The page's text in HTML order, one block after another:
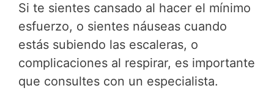
Si te sientes cansado al hacer el mínimo
esfuerzo, o sientes náuseas cuando
estás subiendo las escaleras, o
complicaciones al respirar, es importante
que consultes con un especialista.